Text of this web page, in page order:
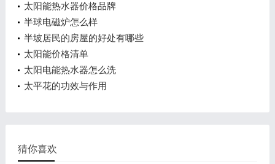
太阳能热水器价格品牌
半球电磁炉怎么样
半坡居民的房屋的好处有哪些
太阳能价格清单
太阳电能热水器怎么洗
太平花的功效与作用
猜你喜欢